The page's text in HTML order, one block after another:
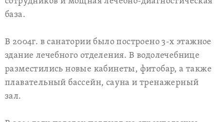
база.
В 2004г. в санатории было построено 3-х этажное
здание лечебного отделения. В водолечебнице
разместились новые кабинеты, фитобар, а также
плавательный бассейн, сауна и тренажерный
зал.